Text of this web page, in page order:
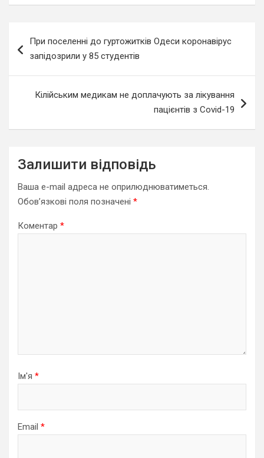
записів
При поселенні до гуртожитків Одеси коронавірус
запідозрили у 85 студентів
Кілійським медикам не доплачують за лікування
пацієнтів з Covid-19
Залишити відповідь
Ваша e-mail адреса не оприлюднюватиметься.
Обов’язкові поля позначені *
Коментар *
Ім'я *
Email *